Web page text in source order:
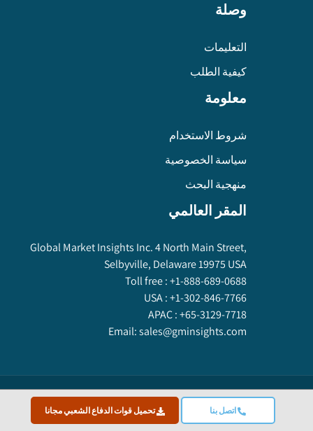
اتصل بنا تحميل قوات الدفاع الشعبي مجانا
وصلة
التعليمات
كيفية الطلب
معلومة
شروط الاستخدام
سياسة الخصوصية
منهجية البحث
المقر العالمي
Global Market Insights Inc. 4 North Main Street,
Selbyville, Delaware 19975 USA
Toll free :+1-888-689-0688
USA :+1-302-846-7766
APAC :+65-3129-7718
Email:sales@gminsights.com
Global Market Insights Inc.©2025All Rights Reserved.